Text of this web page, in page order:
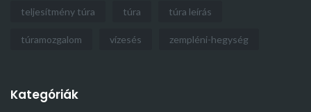
teljesítmény túra túra túra leírás
túramozgalom vízesés zempléni-hegység
Kategóriák